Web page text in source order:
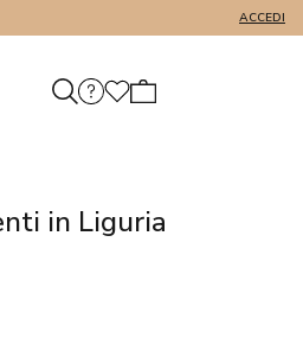
ACCEDI
in Liguria